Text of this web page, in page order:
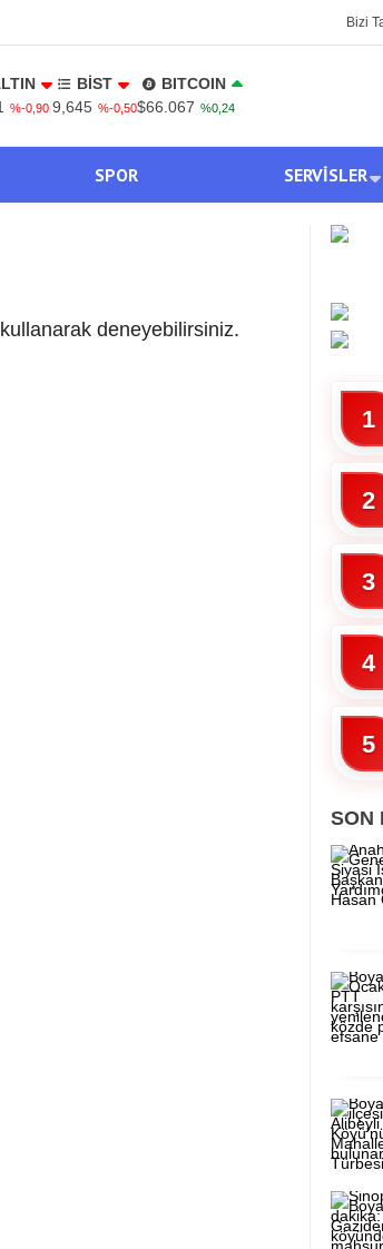
Bizi
%-0,90
BİST
9,645 %-0,50
BITCOIN
$66.067 %0,24
SPOR SERVISLER
deneyebilirsiniz.
1
2
3
4
5
SON